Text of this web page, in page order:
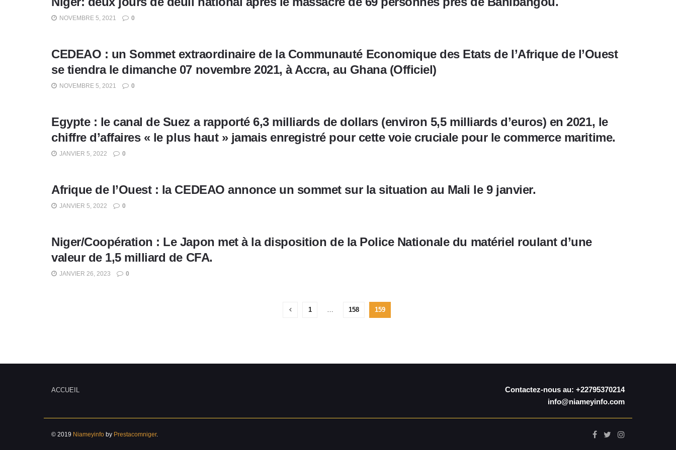
NOVEMBRE 5, 2021 0
CEDEAO : un Sommet extraordinaire de la Communauté Economique des Etats de l’Afrique de l’Ouest
se tiendra le dimanche 07 novembre 2021, à Accra, au Ghana (Officiel)
NOVEMBRE 5, 2021 0
Egypte : le canal de Suez a rapporté 6,3 milliards de dollars (environ 5,5 milliards d’euros) en 2021, le
chiffre d’affaires « le plus haut » jamais enregistré pour cette voie cruciale pour le commerce maritime.
JANVIER 5, 2022 0
Afrique de l’Ouest : la CEDEAO annonce un sommet sur la situation au Mali le 9 janvier.
JANVIER 5, 2022 0
Niger/Coopération : Le Japon met à la disposition de la Police Nationale du matériel roulant d’une
valeur de 1,5 milliard de CFA.
JANVIER 26, 2023 0
1 … 158 159
ACCUEIL
Contactez-nous au: +22795370214
info@niameyinfo.com
© 2019 Niameyinfo by Prestacomniger.